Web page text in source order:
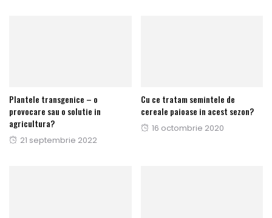
Plantele transgenice – o
provocare sau o solutie in
agricultura?
Publicat
21 septembrie 2022
Cu ce tratam semintele de
cereale paioase in acest sezon?
Publicat
16 octombrie 2020